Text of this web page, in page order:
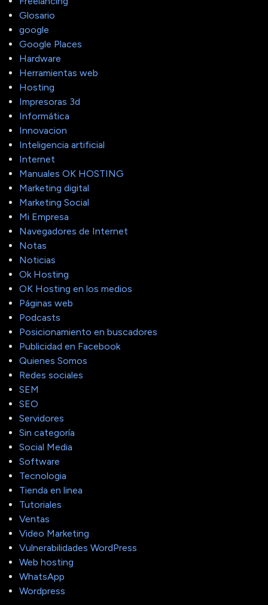
Glosario
google
Google Places
Hardware
Herramientas web
Hosting
Impresoras 3d
Informática
Innovacion
Inteligencia artificial
Internet
Manuales OK HOSTING
Marketing digital
Marketing Social
Mi Empresa
Navegadores de Internet
Notas
Noticias
Ok Hosting
OK Hosting en los medios
Páginas web
Podcasts
Posicionamiento en buscadores
Publicidad en Facebook
Quienes Somos
Redes sociales
SEM
SEO
Servidores
Sin categoría
Social Media
Software
Tecnologia
Tienda en linea
Tutoriales
Ventas
Video Marketing
Vulnerabilidades WordPress
Web hosting
WhatsApp
Wordpress